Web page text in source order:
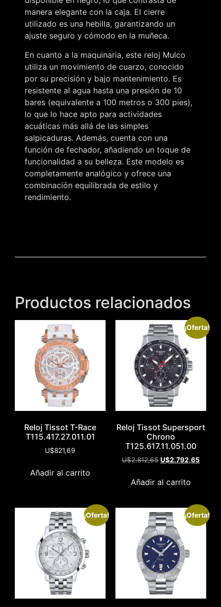
manera elegante con la caja. El cierre
utilizado es una hebilla, garantizando un
ajuste seguro y cómodo en la muñeca.
En cuanto a la maquinaria, este reloj Mulco
utiliza un movimiento de cuarzo, conocido
por su precisión y bajo mantenimiento. Es
resistente al agua hasta una presión de 10
bares (equivalente a 100 metros o 300 pies),
lo que lo hace apto para actividades
acuáticas más allá de las simples
salpicaduras. Además, cuenta con una
función de fechador, añadiendo un toque de
funcionalidad a su belleza. Este modelo es
completamente analógico y ofrece una
combinación equilibrada de estilo y
rendimiento.
Productos relacionados
Reloj Tissot T-Race
T115.417.27.011.01
U$821,69
Añadir al carrito
¡Oferta!
Reloj Tissot Supersport
Chrono
T125.617.11.051.00
U$2.812,65 U$2.792,65
Añadir al carrito
¡Oferta! ¡Oferta!